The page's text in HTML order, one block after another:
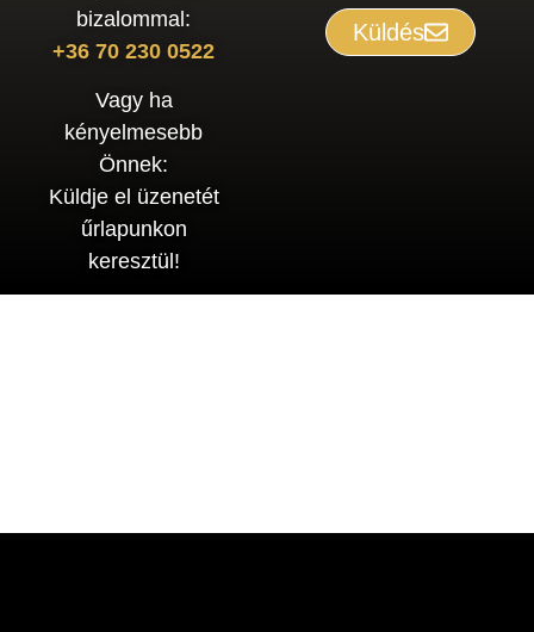
bizalommal:
+36 70 230 0522
Vagy ha
kényelmesebb
Önnek:
Küldje el üzenetét
űrlapunkon
keresztül!
Küldés